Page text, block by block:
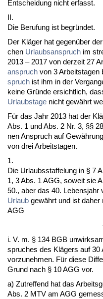
Ent­schei­dung nicht er­fasst.
II.
Die Be­ru­fung ist be­gründet.
Der Kläger hat ge­genüber
chen Ur­laubs­an­spruch im
2013 – 2017 von der­zeit 27
an­spruch von 3 Ar­beits­ta­gen
spruch ist ihm in der
kei­ne Gründe er­sicht­lich,
Ur­laubs­ta­ge nicht gewährt
Für das Jahr 2013 hat der
Abs. 1 und Abs. 2 Nr. 3, §§
nen An­spruch auf
von drei Ar­beits­ta­gen.
1.
Die Ur­laubs­staf­fe­lung in § 7
1, 3 Abs. 1 AGG, so­weit sie
50., aber das 40. Le­bens­jahr
Ur­laub gewährt und ist da­her
AGG
i. V. m. § 134 BGB
spru­ches des Klägers auf 30
vor­zu­neh­men. Für die­se
Grund nach § 10 AGG vor.
a) Zu­tref­fend hat das
Abs. 2 MTV am AGG